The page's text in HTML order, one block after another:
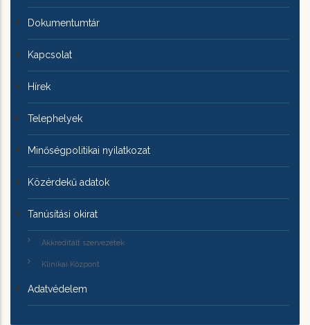
Dokumentumtár
Kapcsolat
Hírek
Telephelyek
Minőségpolitikai nyilatkozat
Közérdekű adatok
Tanúsítási okirat
Akkreditált szervezetek
Klinikai Központ
Adatvédelem